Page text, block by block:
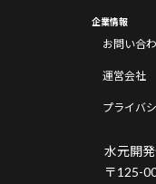
企業情報
お問い合
運営会社
プライバ
水元開発
〒125-